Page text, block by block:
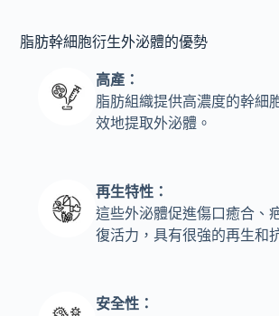
脂肪幹細胞衍生外泌體的優勢
高產：
脂肪組織提供高濃度的幹細
效地提取外泌體。
再生特性：
這些外泌體促進傷口癒合、
復活力，具有很強的再生和
安全性：